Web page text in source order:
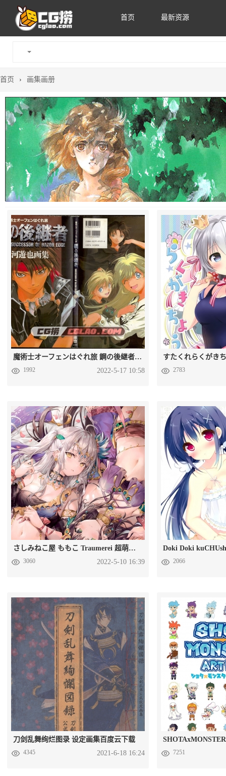
首页 最新资源
首页 › 画集画册
魔術士オーフェンはぐれ旅 鋼の後継者 草河遊也画集百度云
1992 2022-5-17 10:58 2783
さしみねこ屋 ももこ Traumerei 超萌画集百度网盘下载
3060 2022-5-10 16:39 2066
刀剑乱舞绚烂图录 设定画集百度云下载
4345 2021-6-18 16:24 7251